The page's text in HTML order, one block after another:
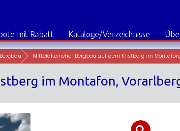
mit Rabatt Kataloge/Verzeichnisse
Bergbau Mittelalterlicher Bergbau auf dem Kristberg im
im Montafon,